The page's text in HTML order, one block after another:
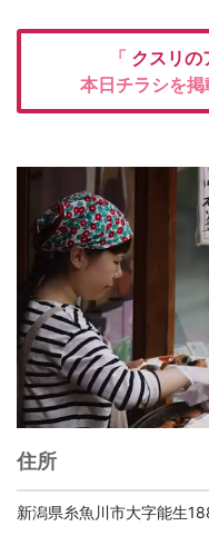
「 クスリの
本日チラシを掲
住所
新潟県糸魚川市大字能生